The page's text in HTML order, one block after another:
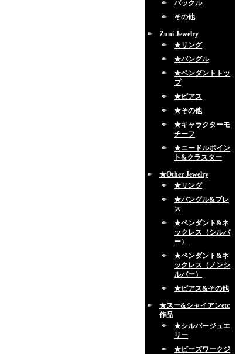
バックル
その他
Zuni Jewelry
★リング
★バングル
★ペンダントトッ
プ
★ピアス
★その他
★キャラクターモ
チーフ
★ニードルポイン
ト&クラスター
★Other Jewelry
★リング
★バングル&ブレ
ス
★ペンダント&ネ
ックレス（シルバ
ー）
★ペンダント&ネ
ックレス（ノンシ
ルバー）
★ピアス&その他
★スー&シャイアンetc
作品
★シルバージュエ
リー
★ビーズワークジ